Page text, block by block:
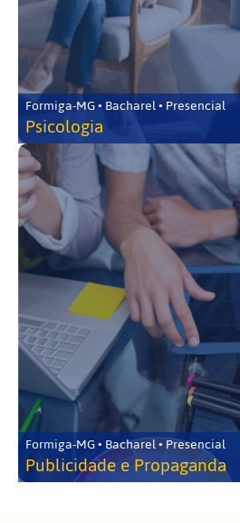
Formiga-MG • Bacharel • Presencial
Psicologia
Formiga-MG • Bacharel • Presencial
Publicidade e Propaganda